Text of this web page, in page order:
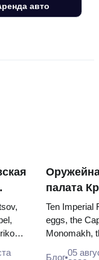
авто
палата
яйца
троны и
одеяния
Ten Imperial
eggs, the
Monomakh,
Блог 05